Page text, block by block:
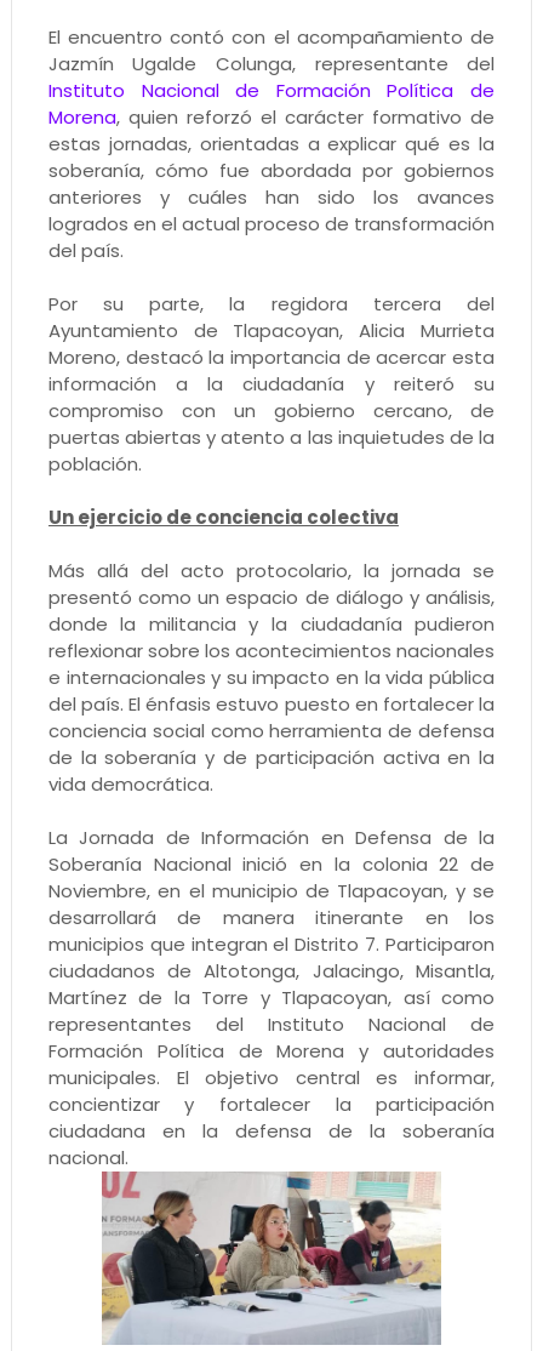
El encuentro contó con el acompañamiento de
Jazmín Ugalde Colunga, representante del
Instituto Nacional de Formación Política de
Morena, quien reforzó el carácter formativo de
estas jornadas, orientadas a explicar qué es la
soberanía, cómo fue abordada por gobiernos
anteriores y cuáles han sido los avances
logrados en el actual proceso de transformación
del país.
Por su parte, la regidora tercera del
Ayuntamiento de Tlapacoyan, Alicia Murrieta
Moreno, destacó la importancia de acercar esta
información a la ciudadanía y reiteró su
compromiso con un gobierno cercano, de
puertas abiertas y atento a las inquietudes de la
población.
Un ejercicio de conciencia colectiva
Más allá del acto protocolario, la jornada se
presentó como un espacio de diálogo y análisis,
donde la militancia y la ciudadanía pudieron
reflexionar sobre los acontecimientos nacionales
e internacionales y su impacto en la vida pública
del país. El énfasis estuvo puesto en fortalecer la
conciencia social como herramienta de defensa
de la soberanía y de participación activa en la
vida democrática.
La Jornada de Información en Defensa de la
Soberanía Nacional inició en la colonia 22 de
Noviembre, en el municipio de Tlapacoyan, y se
desarrollará de manera itinerante en los
municipios que integran el Distrito 7. Participaron
ciudadanos de Altotonga, Jalacingo, Misantla,
Martínez de la Torre y Tlapacoyan, así como
representantes del Instituto Nacional de
Formación Política de Morena y autoridades
municipales. El objetivo central es informar,
concientizar y fortalecer la participación
ciudadana en la defensa de la soberanía
nacional.